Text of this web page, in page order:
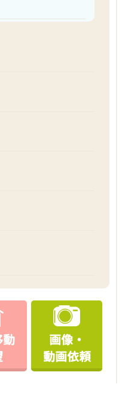
動
画像・
動画依頼